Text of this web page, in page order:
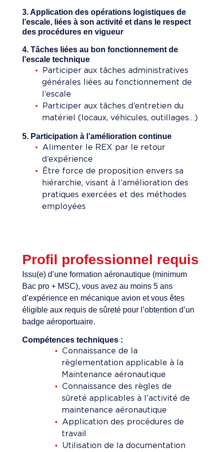
3. Application des opérations logistiques de
l’escale, liées à son activité et dans le respect
des procédures en vigueur
4. Tâches liées au bon fonctionnement de
l’escale technique
Participer aux tâches administratives
générales liées au fonctionnement de
l’escale
Participer aux tâches d’entretien du
matériel (locaux, véhicules, outillages…)
5. Participation à l’amélioration continue
Alimenter le REX par le retour
d’expérience
Être force de proposition envers sa
hiérarchie, visant à l’amélioration des
pratiques exercées et des méthodes
employées
Profil professionnel requis
Issu(e) d’une formation aéronautique (minimum
Bac pro + MSC), vous avez au moins 5 ans
d’expérience en mécanique avion et vous êtes
éligible aux requis de sûreté pour l’obtention d’un
badge aéroportuaire.
Compétences techniques :
Connaissance de la
règlementation applicable à la
Maintenance aéronautique
Connaissance des règles de
sûreté applicables à l’activité de
maintenance aéronautique
Application des procédures de
travail
Utilisation de la documentation